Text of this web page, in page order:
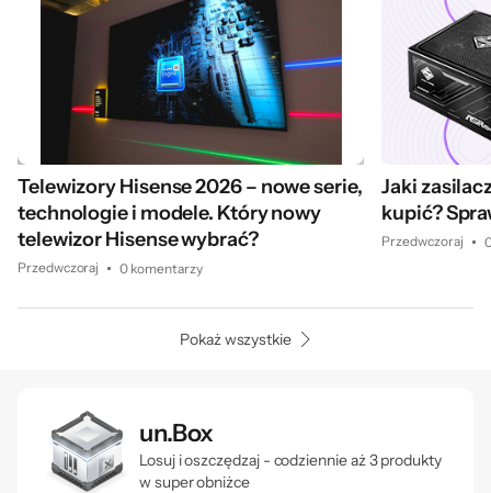
Telewizory Hisense 2026 – nowe serie,
technologie i modele. Który nowy
telewizor Hisense wybrać?
Przedwczoraj 0 komentarzy
Jaki
kupić?
Przedwczoraj
Pokaż wszystkie
un.Box
Losuj i oszczędzaj - codziennie aż 3 produkty
w super obniżce